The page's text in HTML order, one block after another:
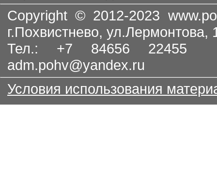
Copyright © 2012-2023
г.Похвистнево, ул.Лермонтова,
Тел.: +7 84656
adm.pohv@yandex.ru
Условия использования